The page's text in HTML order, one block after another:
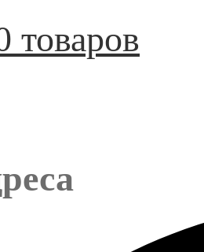
товаров